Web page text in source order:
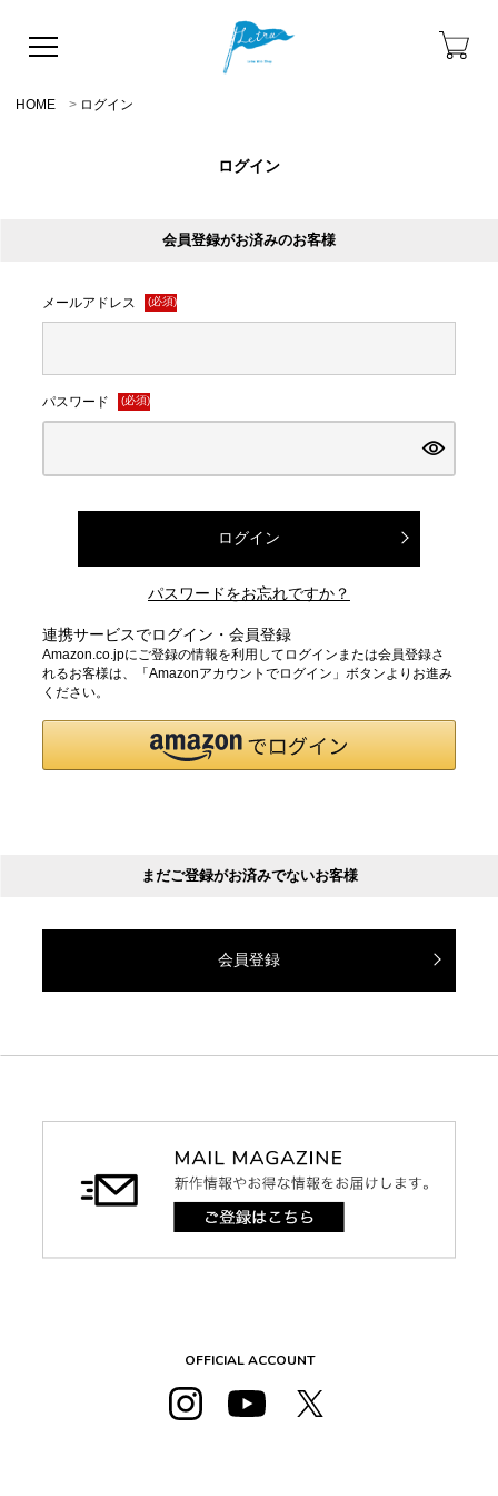
HOME ログイン
ログイン
会員登録がお済みのお客様
メールアドレス (必須)
パスワード (必須)
ログイン
パスワードをお忘れですか？
連携サービスでログイン・会員登録
Amazon.co.jpにご登録の情報を利用してログインまたは会員登録さ
れるお客様は、「Amazonアカウントでログイン」ボタンよりお進み
ください。
まだご登録がお済みでないお客様
会員登録
OFFICIAL ACCOUNT